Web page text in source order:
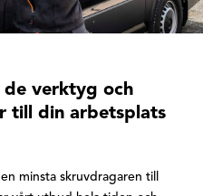
de verktyg och
till din arbetsplats
minsta skruvdragaren till